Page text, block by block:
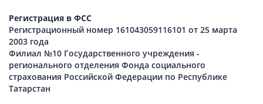
Регистрация в ФСС
Регистрационный номер 161043059116101 от 25 марта
2003 года
Филиал №10 Государственного учреждения -
регионального отделения Фонда социального
страхования Российской Федерации по Республике
Татарстан